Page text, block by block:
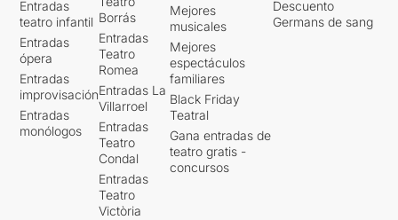
Entradas
teatro infantil
Entradas
ópera
Entradas
improvisación
Entradas
monólogos
Borrás
Entradas
Teatro
Romea
Entradas La
Villarroel
Entradas
Teatro
Condal
Entradas
Teatro
Victòria
Mejores
musicales
Mejores
espectáculos
familiares
Black Friday
Teatral
Gana entradas de
teatro gratis -
concursos
Descuento
Germans de sang